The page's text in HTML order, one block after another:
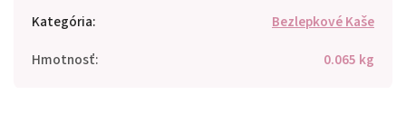
Kategória:
Bezlepkové Kaše
Hmotnosť: 0.065 kg